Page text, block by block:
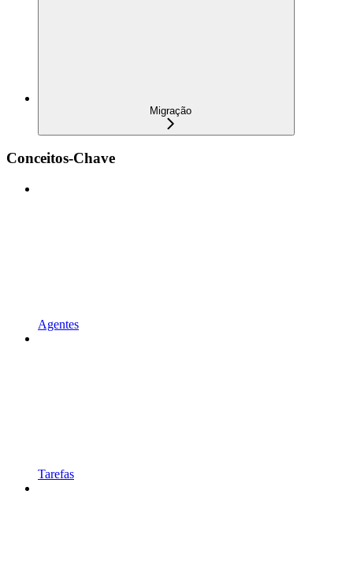
Migração
Conceitos-Chave
Agentes
Tarefas